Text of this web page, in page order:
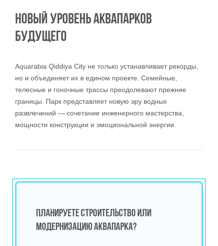
НОВЫЙ УРОВЕНЬ АКВАПАРКОВ
БУДУЩЕГО
Aquarabia Qiddiya City не только устанавливает рекорды,
но и объединяет их в едином проекте. Семейные,
телесные и гоночные трассы преодолевают прежние
границы. Парк представляет новую эру водных
развлечений — сочетание инженерного мастерства,
мощности конструкции и эмоциональной энергии.
ПЛАНИРУЕТЕ СТРОИТЕЛЬСТВО ИЛИ
МОДЕРНИЗАЦИЮ АКВАПАРКА?